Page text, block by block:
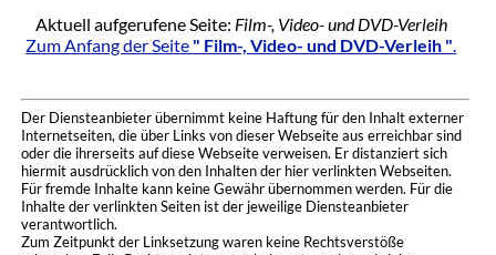
Aktuell aufgerufene Seite: Film-, Video- und DVD-Verleih
Zum Anfang der Seite " Film-, Video- und DVD-Verleih ".
Der Diensteanbieter übernimmt keine Haftung für den Inhalt externer
Internetseiten, die über Links von dieser Webseite aus erreichbar sind
oder die ihrerseits auf diese Webseite verweisen. Er distanziert sich
hiermit ausdrücklich von den Inhalten der hier verlinkten Webseiten.
Für fremde Inhalte kann keine Gewähr übernommen werden. Für die
Inhalte der verlinkten Seiten ist der jeweilige Diensteanbieter
verantwortlich.
Zum Zeitpunkt der Linksetzung waren keine Rechtsverstöße